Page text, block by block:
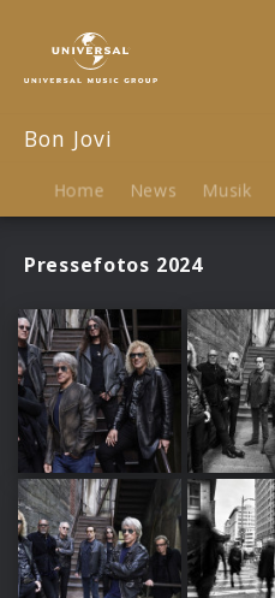
Fotos
Bon Jovi
Home News Musik
Pressefotos 2024